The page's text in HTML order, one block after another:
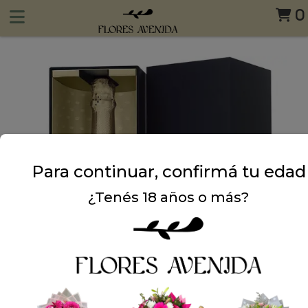
0
Para continuar, confirmá tu edad
¿Tenés 18 años o más?